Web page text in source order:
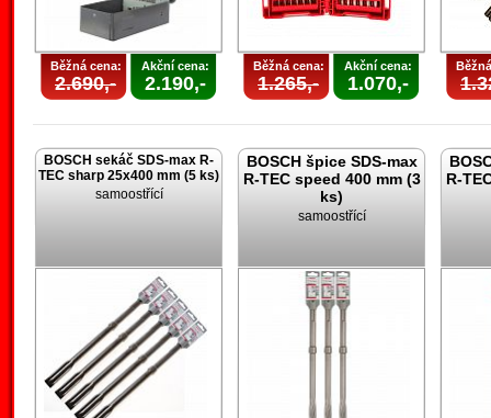
Běžná cena:
2.690,-
Akční cena:
2.190,-
Běžná cena:
1.265,-
Akční cena:
1.070,-
BOSCH sekáč SDS-max R-
TEC sharp 25x400 mm (5 ks)
samoostřící
BOSCH špice SDS-max
R-TEC speed 400 mm (3
ks)
samoostřící
R-